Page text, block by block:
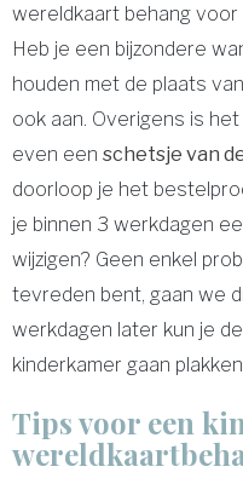
wereldkaart behang voor
Heb je een bijzondere
houden met de plaats
ook aan. Overigens is
even een schetsje van
doorloop je het
je binnen 3 werkdagen
wijzigen? Geen enkel
tevreden bent, gaan we
werkdagen later kun je
kinderkamer gaan
Tips voor een